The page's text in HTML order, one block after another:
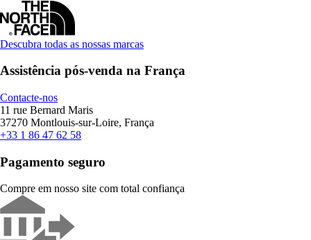
Descubra todas as nossas marcas
Assistência pós-venda na França
Contacte-nos
11 rue Bernard Maris
37270 Montlouis-sur-Loire, França
+33 1 86 47 62 58
Pagamento seguro
Compre em nosso site com total confiança